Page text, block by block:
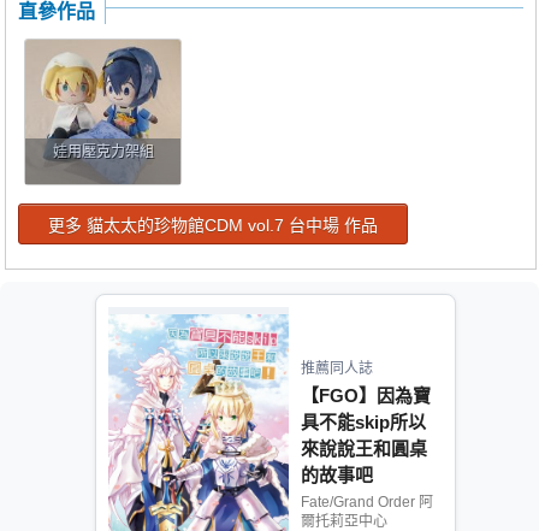
直參作品
娃用壓克力架組
更多 貓太太的珍物館CDM vol.7 台中場 作品
推薦同人誌
【FGO】因為寶
具不能skip所以
來說說王和圓桌
的故事吧
Fate/Grand Order 阿
爾托莉亞中心